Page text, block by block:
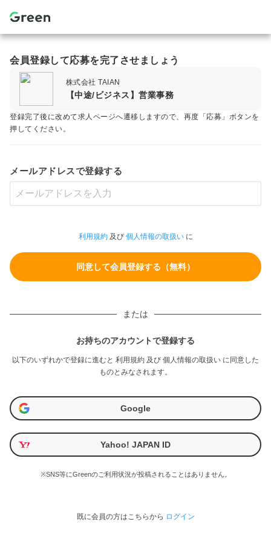
会員登録して応募を完了させましょう
株式会社 TAIAN
【中途/ビジネス】営業事務
登録完了後に改めて求人ページへ遷移しますので、再度「応募」ボタンを
押してください。
メールアドレスで登録する
利用規約及び 個人情報の取扱いに
または
お持ちのアカウントで登録する
以下のいずれかで登録に進むと 利用規約 及び 個人情報の取扱い に同意した
ものとみなされます。
Google
Yahoo! JAPAN ID
※SNS等にGreenのご利用状況が投稿されることはありません。
既に会員の方はこちらから ログイン